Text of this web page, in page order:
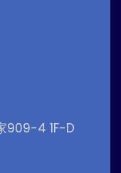
909-4 1F-D